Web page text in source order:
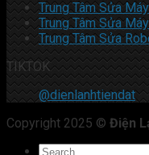
Trung Tâm Sửa
Trung Tâm Sửa
Trung Tâm Sửa
TIKTOK
@dienlanhtiendat
Copyright 2025 © Điện